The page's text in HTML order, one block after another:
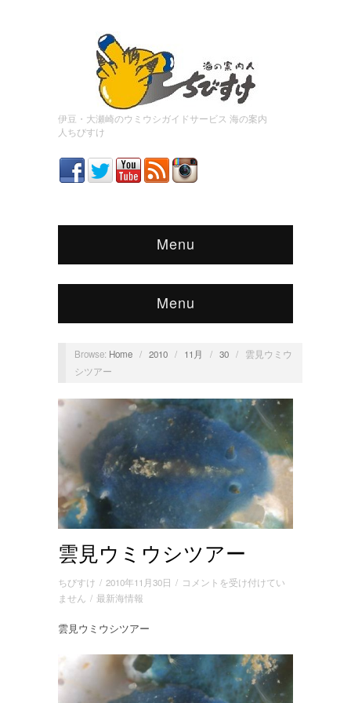
伊豆・大瀬崎のウミウシガイドサービス 海の案内
人ちびすけ
Menu
Menu
Browse: Home / 2010 / 11月 / 30 /
雲見ウミウ
シツアー
雲見ウミウシツアー
ちびすけ / 2010年11月30日 / 雲
ツ
ア
コメントを受け付けてい
ません / 最新海情報
雲見ウミウシツアー